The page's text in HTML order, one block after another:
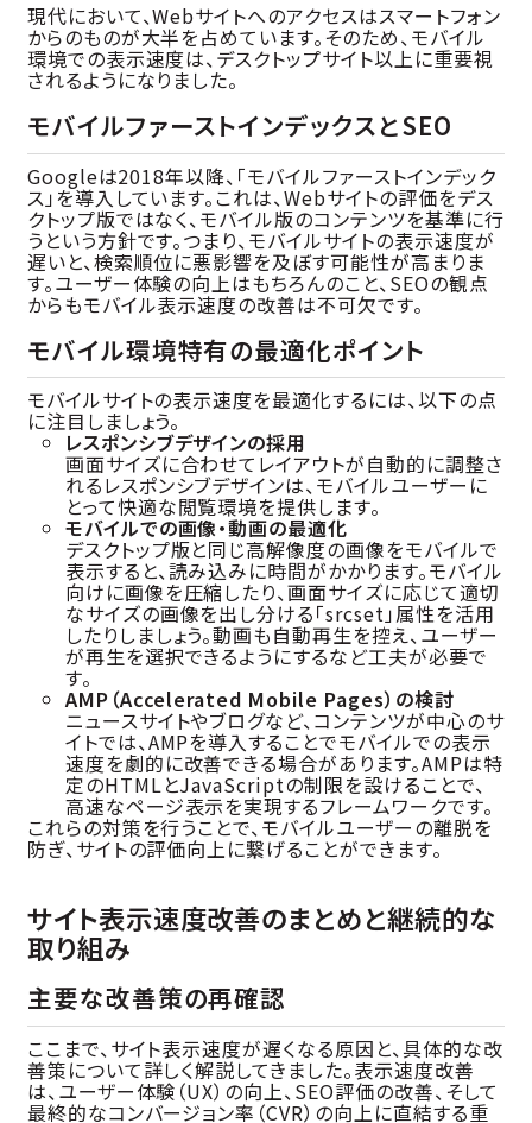
現代において、Webサイトへのアクセスはスマートフォン
からのものが大半を占めています。そのため、モバイル
環境での表示速度は、デスクトップサイト以上に重要視
されるようになりました。
モバイルファーストインデックスとSEO
Googleは2018年以降、「モバイルファーストインデック
ス」を導入しています。これは、Webサイトの評価をデス
クトップ版ではなく、モバイル版のコンテンツを基準に行
うという方針です。つまり、モバイルサイトの表示速度が
遅いと、検索順位に悪影響を及ぼす可能性が高まりま
す。ユーザー体験の向上はもちろんのこと、SEOの観点
からもモバイル表示速度の改善は不可欠です。
モバイル環境特有の最適化ポイント
モバイルサイトの表示速度を最適化するには、以下の点
に注目しましょう。
レスポンシブデザインの採用
画面サイズに合わせてレイアウトが自動的に調整さ
れるレスポンシブデザインは、モバイルユーザーに
とって快適な閲覧環境を提供します。
モバイルでの画像・動画の最適化
デスクトップ版と同じ高解像度の画像をモバイルで
表示すると、読み込みに時間がかかります。モバイル
向けに画像を圧縮したり、画面サイズに応じて適切
なサイズの画像を出し分ける「srcset」属性を活用
したりしましょう。動画も自動再生を控え、ユーザー
が再生を選択できるようにするなど工夫が必要で
す。
AMP（Accelerated Mobile Pages）の検討
ニュースサイトやブログなど、コンテンツが中心のサ
イトでは、AMPを導入することでモバイルでの表示
速度を劇的に改善できる場合があります。AMPは特
定のHTMLとJavaScriptの制限を設けることで、
高速なページ表示を実現するフレームワークです。
これらの対策を行うことで、モバイルユーザーの離脱を
防ぎ、サイトの評価向上に繋げることができます。
サイト表示速度改善のまとめと継続的な
取り組み
主要な改善策の再確認
ここまで、サイト表示速度が遅くなる原因と、具体的な改
善策について詳しく解説してきました。表示速度改善
は、ユーザー体験（UX）の向上、SEO評価の改善、そして
最終的なコンバージョン率（CVR）の向上に直結する重